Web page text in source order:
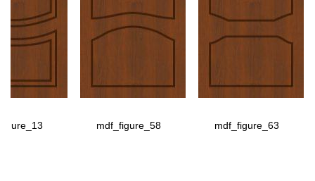
mdf_figure_58 mdf_figure_63